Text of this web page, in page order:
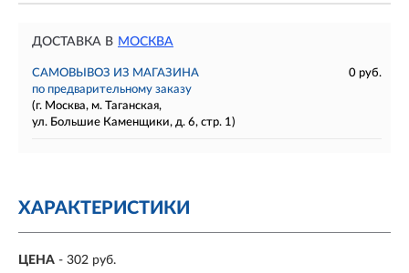
ДОСТАВКА В МОСКВА
САМОВЫВОЗ ИЗ МАГАЗИНА
0 руб.
по предварительному заказу
(г. Москва, м. Таганская,
ул. Большие Каменщики, д. 6, стр. 1)
ХАРАКТЕРИСТИКИ
ЦЕНА - 302 руб.